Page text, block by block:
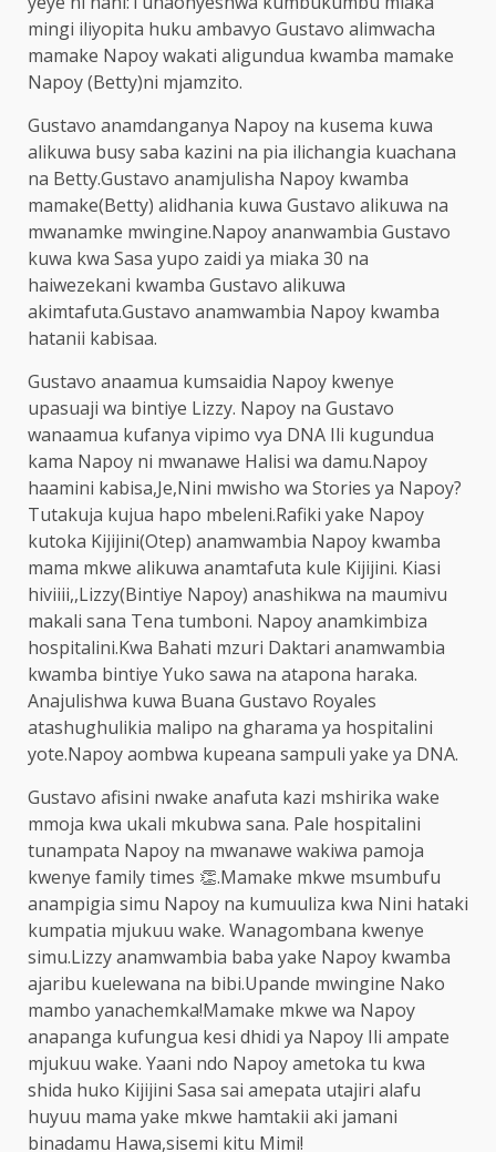
mingi iliyopita huku ambavyo Gustavo alimwacha
mamake Napoy wakati aligundua kwamba mamake
Napoy (Betty)ni mjamzito.
Gustavo anamdanganya Napoy na kusema kuwa
alikuwa busy saba kazini na pia ilichangia kuachana
na Betty.Gustavo anamjulisha Napoy kwamba
mamake(Betty) alidhania kuwa Gustavo alikuwa na
mwanamke mwingine.Napoy ananwambia Gustavo
kuwa kwa Sasa yupo zaidi ya miaka 30 na
haiwezekani kwamba Gustavo alikuwa
akimtafuta.Gustavo anamwambia Napoy kwamba
hatanii kabisaa.
Gustavo anaamua kumsaidia Napoy kwenye
upasuaji wa bintiye Lizzy. Napoy na Gustavo
wanaamua kufanya vipimo vya DNA Ili kugundua
kama Napoy ni mwanawe Halisi wa damu.Napoy
haamini kabisa,Je,Nini mwisho wa Stories ya Napoy?
Tutakuja kujua hapo mbeleni.Rafiki yake Napoy
kutoka Kijijini(Otep) anamwambia Napoy kwamba
mama mkwe alikuwa anamtafuta kule Kijijini. Kiasi
hiviiii,,Lizzy(Bintiye Napoy) anashikwa na maumivu
makali sana Tena tumboni. Napoy anamkimbiza
hospitalini.Kwa Bahati mzuri Daktari anamwambia
kwamba bintiye Yuko sawa na atapona haraka.
Anajulishwa kuwa Buana Gustavo Royales
atashughulikia malipo na gharama ya hospitalini
yote.Napoy aombwa kupeana sampuli yake ya DNA.
Gustavo afisini nwake anafuta kazi mshirika wake
mmoja kwa ukali mkubwa sana. Pale hospitalini
tunampata Napoy na mwanawe wakiwa pamoja
kwenye family times 👏.Mamake mkwe msumbufu
anampigia simu Napoy na kumuuliza kwa Nini hataki
kumpatia mjukuu wake. Wanagombana kwenye
simu.Lizzy anamwambia baba yake Napoy kwamba
ajaribu kuelewana na bibi.Upande mwingine Nako
mambo yanachemka!Mamake mkwe wa Napoy
anapanga kufungua kesi dhidi ya Napoy Ili ampate
mjukuu wake. Yaani ndo Napoy ametoka tu kwa
shida huko Kijijini Sasa sai amepata utajiri alafu
huyuu mama yake mkwe hamtakii aki jamani
binadamu Hawa,sisemi kitu Mimi!